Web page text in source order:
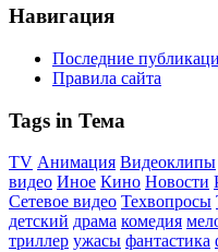
Навигация
Последние
Правила сайта
Tags in Тема
TV Анимация Видеоклипы
видео Иное Кино Новости
Сетевое видео Техвопросы
детский драма комедия
триллер ужасы фантастика